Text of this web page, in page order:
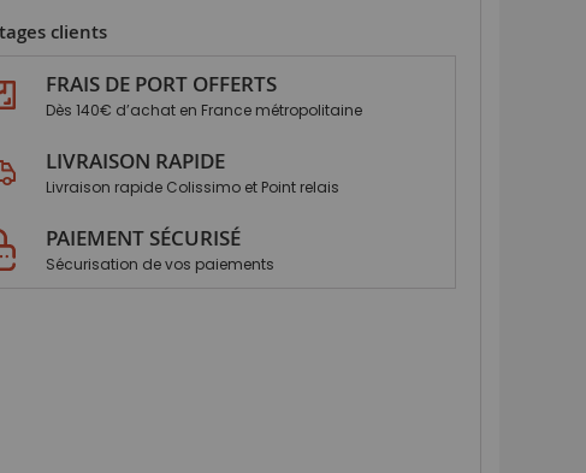
clients
FRAIS DE PORT OFFERTS
Dès 140€ d’achat en France métropolitaine
LIVRAISON RAPIDE
Livraison rapide Colissimo et Point relais
PAIEMENT SÉCURISÉ
Sécurisation de vos paiements